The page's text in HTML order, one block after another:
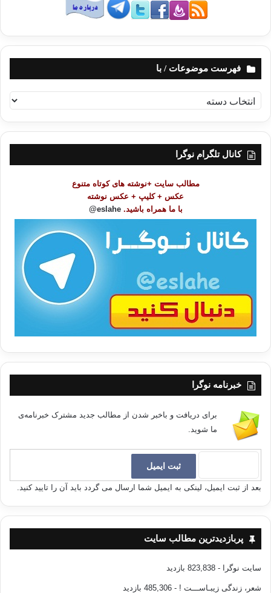
فهرست موضوعات / با
ه
ر
کانال تلگرام نوگرا
مطالب سایت +نوشته های کوتاه متنوع
عکس + کلیپ + عکس نوشته
با ما همراه باشید. eslahe@
خبرنامه نوگرا
برای دریافت و باخبر شدن از مطالب جدید مشترک خبرنامه‌ی
ما شوید.
بعد از ثبت ایمیل، لینکی به ایمیل شما ارسال می گردد باید آن را تایید کنید.
پربازدیدترین مطالب سایت
سایت نوگرا - 823,838 بازدید
شعر، زندگی زیبـاســـت ! - 485,306 بازدید